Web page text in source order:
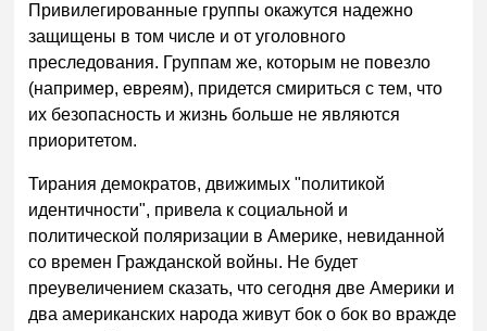
Привилегированные группы окажутся надежно
защищены в том числе и от уголовного
преследования. Группам же, которым не повезло
(например, евреям), придется смириться с тем, что
их безопасность и жизнь больше не являются
приоритетом.
Тирания демократов, движимых "политикой
идентичности", привела к социальной и
политической поляризации в Америке, невиданной
со времен Гражданской войны. Не будет
преувеличением сказать, что сегодня две Америки и
два американских народа живут бок о бок во вражде